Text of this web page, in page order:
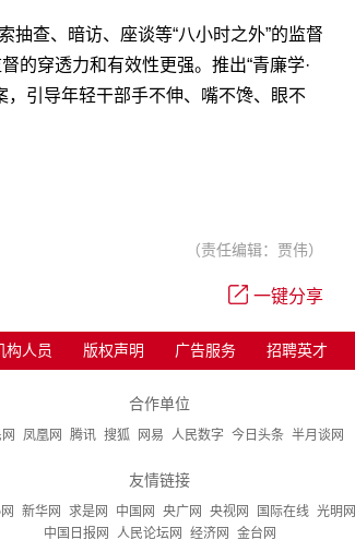
查、暗访、座谈等“八小时之外”的监督
的穿透力和有效性更强。推出“青廉学·
，引导年轻干部手不伸、嘴不馋、眼不
（责任编辑：贾伟）
一键分享
构人员 版权声明 广告服务 招聘英才
合作单位
凤凰网 腾讯 搜狐 网易 人民数字 今日头条 半月谈网
友情链接
新华网 求是网 中国网 央广网 央视网 国际在线 光明网
中国日报网
人民论坛网 经济网 金台网